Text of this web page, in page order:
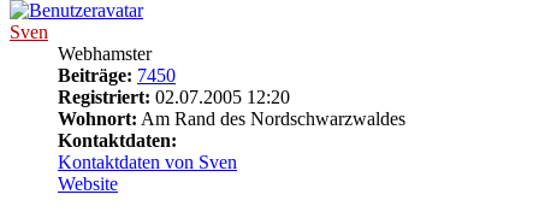
Sven
Webhamster
Beiträge: 7450
Registriert: 02.07.2005 12:20
Wohnort: Am Rand des Nordschwarzwaldes
Kontaktdaten:
Kontaktdaten von Sven
Website